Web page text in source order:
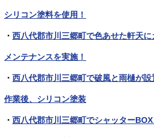
シリコン塗料を使用！
・ 西八代郡市川三郷町で色あせた軒天
メンテナンスを実施！
・ 西八代郡市川三郷町で破風と雨樋が
作業後、シリコン塗装
・ 西八代郡市川三郷町でシャッター